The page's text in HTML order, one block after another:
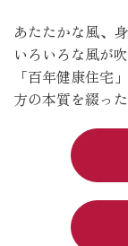
あたたかな風、
いろいろな風が
「百年健康住宅
方の本質を綴った